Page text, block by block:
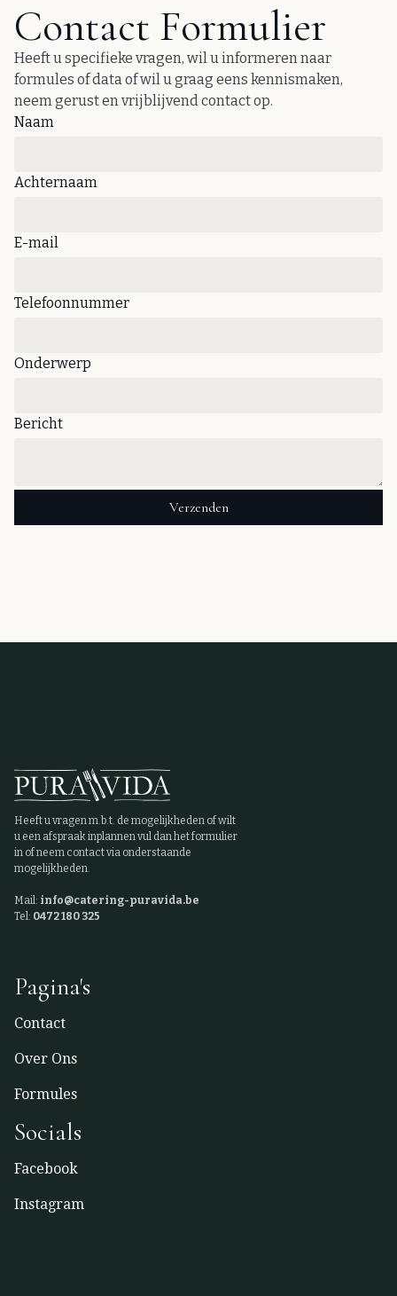
Contact Formulier
Heeft u specifieke vragen, wil u informeren naar
formules of data of wil u graag eens kennismaken,
neem gerust en vrijblijvend contact op.
Naam
Achternaam
E-mail
Telefoonnummer
Onderwerp
Bericht
Heeft u vragen m.b.t. de mogelijkheden of wilt
u een afspraak inplannen vul dan het formulier
in of neem contact via onderstaande
mogelijkheden.
Mail: info@catering-puravida.be
Tel: 0472 180 325
Pagina's
Contact
Over Ons
Formules
Socials
Facebook
Instagram